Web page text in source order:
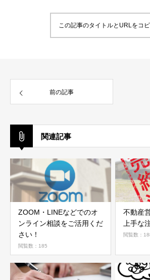
この記事のタイトルとURLをコ
前の記事
関連記事
ZOOM・LINEなどでのオ
ンライン相談をご活用くだ
さい！
閲覧数：185
不動産
上手な
閲覧数：